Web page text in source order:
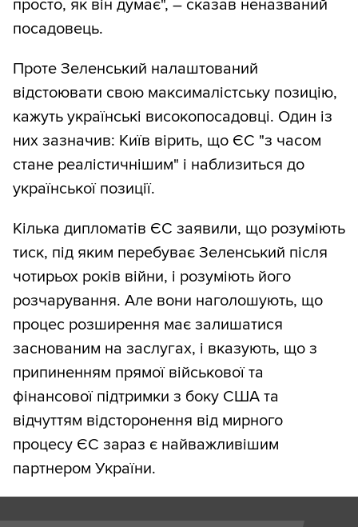
просто, як він думає", – сказав неназваний
посадовець.
Проте Зеленський налаштований
відстоювати свою максималістську позицію,
кажуть українські високопосадовці. Один із
них зазначив: Київ вірить, що ЄС "з часом
стане реалістичнішим" і наблизиться до
української позиції.
Кілька дипломатів ЄС заявили, що розуміють
тиск, під яким перебуває Зеленський після
чотирьох років війни, і розуміють його
розчарування. Але вони наголошують, що
процес розширення має залишатися
заснованим на заслугах, і вказують, що з
припиненням прямої військової та
фінансової підтримки з боку США та
відчуттям відсторонення від мирного
процесу ЄС зараз є найважливішим
партнером України.